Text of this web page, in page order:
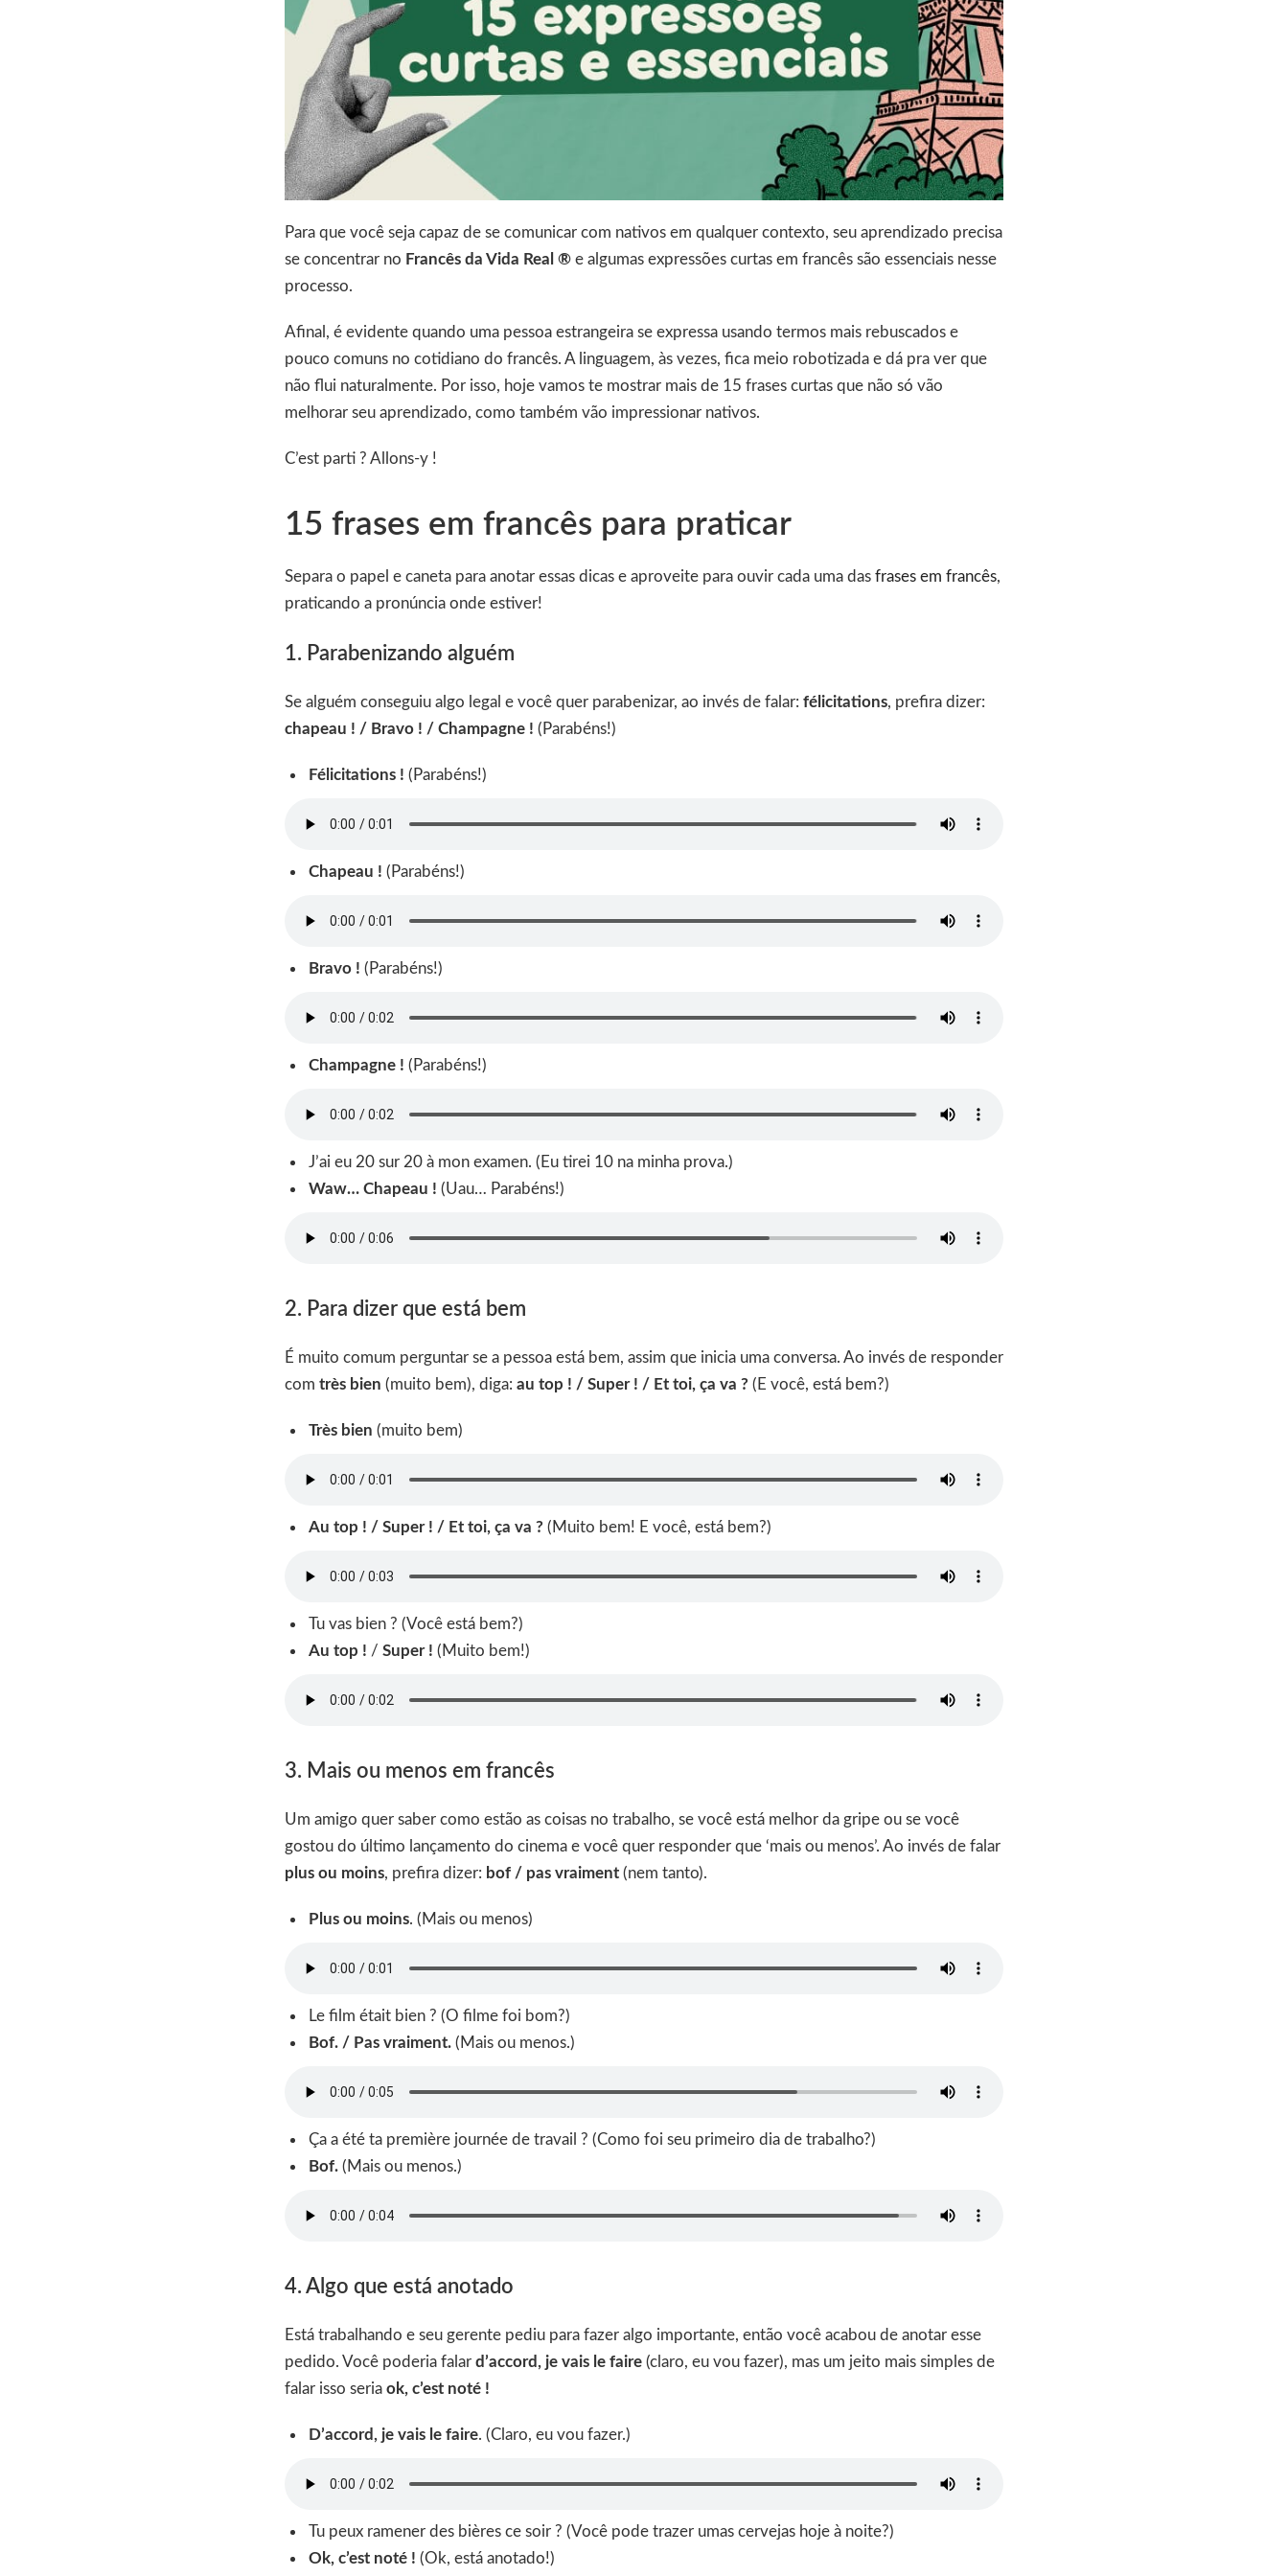
Para que você seja capaz de se comunicar com nativos em qualquer contexto, seu aprendizado precisa
se concentrar no Francês da Vida Real ® e algumas expressões curtas em francês são essenciais nesse
processo.
Afinal, é evidente quando uma pessoa estrangeira se expressa usando termos mais rebuscados e
pouco comuns no cotidiano do francês. A linguagem, às vezes, fica meio robotizada e dá pra ver que
não flui naturalmente. Por isso, hoje vamos te mostrar mais de 15 frases curtas que não só vão
melhorar seu aprendizado, como também vão impressionar nativos.
C’est parti ? Allons-y !
15 frases em francês para praticar
Separa o papel e caneta para anotar essas dicas e aproveite para ouvir cada uma das frases em francês,
praticando a pronúncia onde estiver!
1. Parabenizando alguém
Se alguém conseguiu algo legal e você quer parabenizar, ao invés de falar: félicitations, prefira dizer:
chapeau ! / Bravo ! / Champagne ! (Parabéns!)
Félicitations ! (Parabéns!)
Chapeau ! (Parabéns!)
Bravo ! (Parabéns!)
Champagne !(Parabéns!)
J’ai eu 20 sur 20 à mon examen. (Eu tirei 10 na minha prova.)
Waw… Chapeau ! (Uau… Parabéns!)
2. Para dizer que está bem
É muito comum perguntar se a pessoa está bem, assim que inicia uma conversa. Ao invés de responder
com très bien (muito bem), diga: au top ! / Super ! / Et toi, ça va ? (E você, está bem?)
Très bien (muito bem)
Au top ! / Super ! / Et toi, ça va ? (Muito bem! E você, está bem?)
Tu vas bien ? (Você está bem?)
Au top ! /Super ! (Muito bem!)
3. Mais ou menos em francês
Um amigo quer saber como estão as coisas no trabalho, se você está melhor da gripe ou se você
gostou do último lançamento do cinema e você quer responder que ‘mais ou menos’. Ao invés de falar
plus ou moins, prefira dizer: bof / pas vraiment (nem tanto).
Plus ou moins. (Mais ou menos)
Le film était bien ? (O filme foi bom?)
Bof. / Pas vraiment. (Mais ou menos.)
Ça a été ta première journée de travail ? (Como foi seu primeiro dia de trabalho?)
Bof.(Mais ou menos.)
4. Algo que está anotado
Está trabalhando e seu gerente pediu para fazer algo importante, então você acabou de anotar esse
pedido. Você poderia falar d’accord, je vais le faire (claro, eu vou fazer), mas um jeito mais simples de
falar isso seria ok, c’est noté !
D’accord, je vais le faire. (Claro, eu vou fazer.)
Tu peux ramener des bières ce soir ? (Você pode trazer umas cervejas hoje à noite?)
Ok, c’est noté ! (Ok, está anotado!)